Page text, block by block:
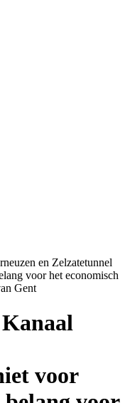
en Zelzatetunnel
voor het economisch
Gent
voor